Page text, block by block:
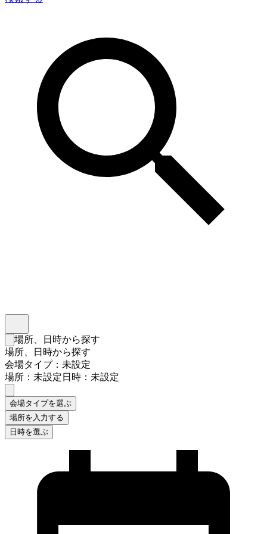
検索フォームを閉じる
場所、日時から探す
場所、日時から探す
会場タイプ：未設定
場所：未設定日時：未設定
会場タイプを選ぶ
場所を入力する
日時を選ぶ